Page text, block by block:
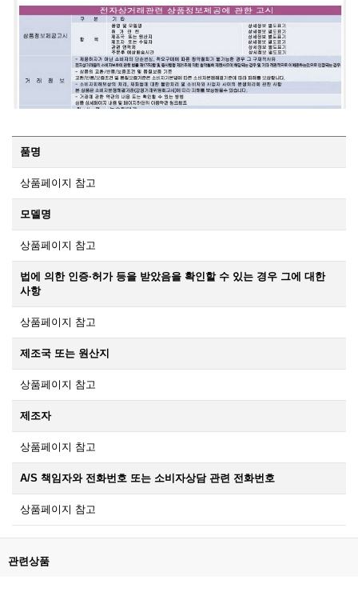
품명
상품페이지 참고
모델명
상품페이지 참고
법에 의한 인증·허가 등을 받았음을 확인할 수 있는 경우 그에 대한
사항
상품페이지 참고
제조국 또는 원산지
상품페이지 참고
제조자
상품페이지 참고
A/S 책임자와 전화번호 또는 소비자상담 관련 전화번호
상품페이지 참고
관련상품